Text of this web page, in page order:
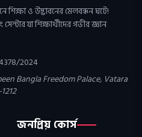
শিক্ষা ও উদ্ভাবনের মেলবন্ধন ঘটে!
যা শিক্ষার্থীদের গভীর জ্ঞান
2024
Bangla Freedom Palace, Vatara
জনপ্রিয় কোর্স